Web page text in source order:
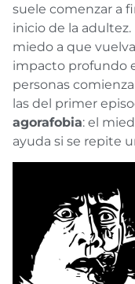
suele comenzar a
inicio de la adultez.
miedo a que
impacto profundo
personas
las del primer
agorafobia: el
ayuda si se repite